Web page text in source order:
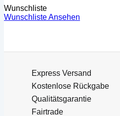
Wunschliste
Wunschliste Ansehen
Express Versand
Kostenlose Rückgabe
Qualitätsgarantie
Fairtrade